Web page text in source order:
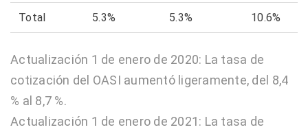
Total 5.3% 5.3% 10.6%
Actualización 1 de enero de 2020: La tasa de
cotización del OASI aumentó ligeramente, del 8,4
% al 8,7 %.
Actualización 1 de enero de 2021: La tasa de